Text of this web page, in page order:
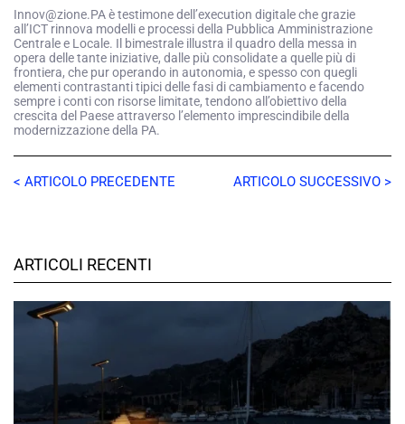
Innov@zione.PA è testimone dell’execution digitale che grazie
all’ICT rinnova modelli e processi della Pubblica Amministrazione
Centrale e Locale. Il bimestrale illustra il quadro della messa in
opera delle tante iniziative, dalle più consolidate a quelle più di
frontiera, che pur operando in autonomia, e spesso con quegli
elementi contrastanti tipici delle fasi di cambiamento e facendo
sempre i conti con risorse limitate, tendono all’obiettivo della
crescita del Paese attraverso l’elemento imprescindibile della
modernizzazione della PA.
< ARTICOLO PRECEDENTE ARTICOLO SUCCESSIVO >
ARTICOLI RECENTI